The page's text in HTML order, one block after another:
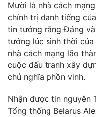
Tư vấn
Chuyên mục khác
Emagazine
Photo
Video
Mười là nhà cách
chính trị danh tiếng
tin tưởng rằng Đảng
tưởng lúc sinh thời
nhà cách mạng lão
cuộc đấu tranh xây
chủ nghĩa phồn vinh.
Nhận được tin nguyên
Tổng thống Belarus